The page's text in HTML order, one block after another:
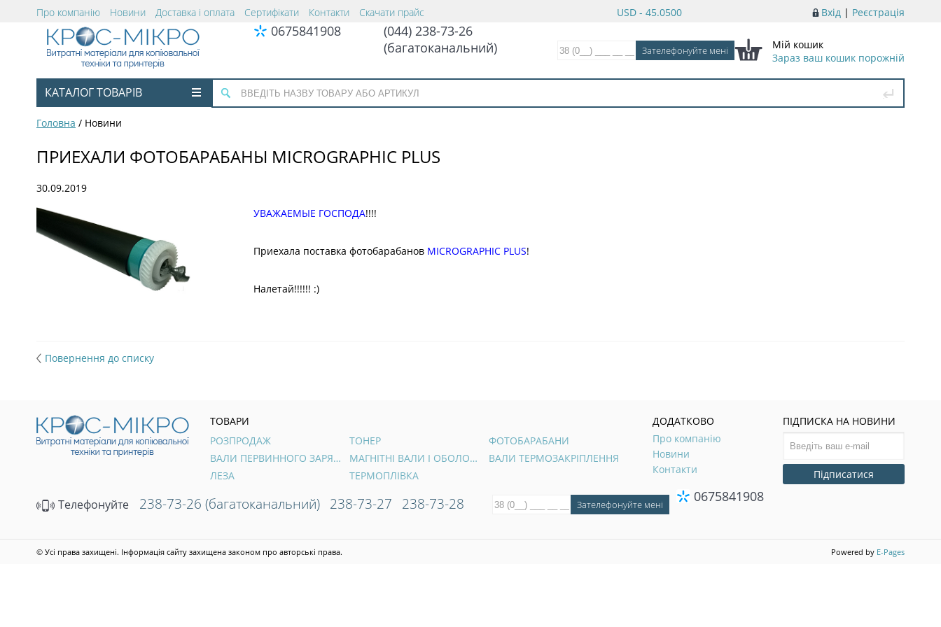
Вхід | Реєстрація
USD - 45.0500
Про компанію Новини Доставка і оплата Сертифікати Контакти Скачати прайс
0675841908
(044) 238-73-26
(багатоканальний)
Мій кошик
Зараз ваш кошик порожній
КАТАЛОГ ТОВАРІВ
Головна / Новини
ПРИЕХАЛИ ФОТОБАРАБАНЫ MICROGRAPHIC PLUS
30.09.2019
УВАЖАЕМЫЕ ГОСПОДА!!!!
Приехала поставка фотобарабанов MICROGRAPHIC PLUS!
Налетай!!!!!! :)
Повернення до списку
ТОВАРИ
РОЗПРОДАЖ
ТОНЕР
ФОТОБАРАБАНИ
ВАЛИ ПЕРВИННОГО ЗАРЯДУ
МАГНІТНІ ВАЛИ І ОБОЛОНКИ
ВАЛИ ТЕРМОЗАКРІПЛЕННЯ
ЛЕЗА
ТЕРМОПЛІВКА
ДОДАТКОВО
Про компанію
Новини
Контакти
ПІДПИСКА НА НОВИНИ
Підписатися
Телефонуйте 238-73-26 (багатоканальний) 238-73-27 238-73-28 0675841908
© Усі права захищені. Інформація сайту захищена законом про авторські права. Powered by E-Pages